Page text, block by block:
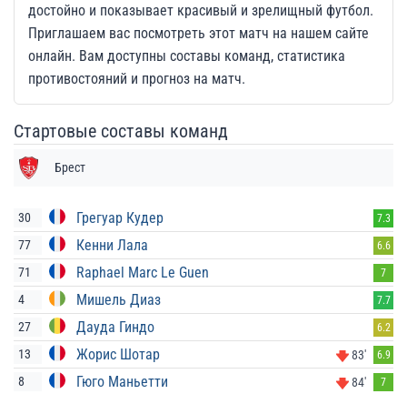
достойно и показывает красивый и зрелищный футбол.
Приглашаем вас посмотреть этот матч на нашем сайте
онлайн. Вам доступны составы команд, статистика
противостояний и прогноз на матч.
Стартовые составы команд
Брест
30 Грегуар Кудер 7.3
77 Кенни Лала 6.6
71 Raphael Marc Le Guen 7
4 Мишель Диаз 7.7
27 Дауда Гиндо 6.2
13 Жорис Шотар 83' 6.9
8 Гюго Маньетти 84' 7